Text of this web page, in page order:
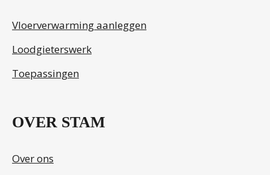
Vloerverwarming aanleggen
Loodgieterswerk
Toepassingen
OVER STAM
Over ons